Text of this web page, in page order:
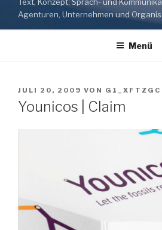
Agenturen, Unternehmen und
Menü
VERÖFFENTLICHT
AM
JULI 20, 2009 VON G1_XFTZGC
Younicos | Claim